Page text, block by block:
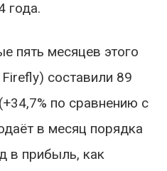
года.
пять месяцев этого
составили 89
по сравнению с
в месяц порядка
в прибыль, как